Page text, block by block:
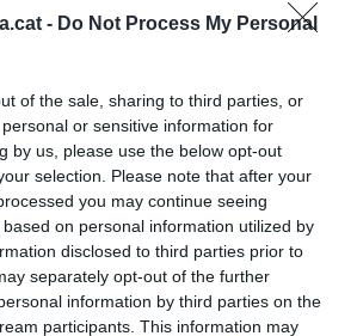
- Do Not Process My Personal
of the sale, sharing to third parties, or
or sensitive information for
by us, please use the below opt-out
selection. Please note that after your
you may continue seeing
on personal information utilized by
disclosed to third parties prior to
separately opt-out of the further
information by third parties on the
participants. This information may
es dona a causa de “la major
de les grans companyies a
estrangera en
s'ha multiplicat
de la pandèmia